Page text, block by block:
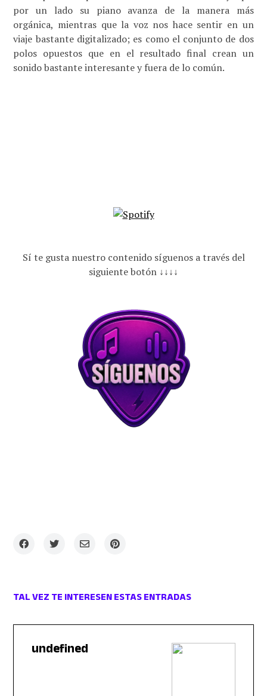
por un lado su piano avanza de la manera más
orgánica, mientras que la voz nos hace sentir en un
viaje bastante digitalizado; es como el conjunto de dos
polos opuestos que en el resultado final crean un
sonido bastante interesante y fuera de lo común.
Sí te gusta nuestro contenido síguenos a través del
siguiente botón ↓↓↓↓
TAL VEZ TE INTERESEN ESTAS ENTRADAS
undefined